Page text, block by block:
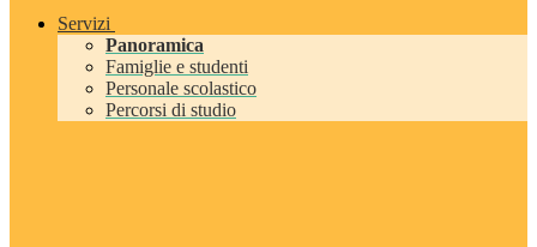
Servizi
Panoramica
Famiglie e studenti
Personale scolastico
Percorsi di studio